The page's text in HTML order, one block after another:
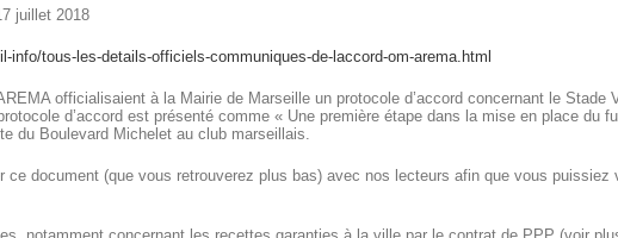
juillet 2018
info/tous-les-details-officiels-communiques-de-laccord-om-arema.html
officialisaient à la Mairie de Marseille un protocole d’accord concernant le Stade
d’accord est présenté comme « Une première étape dans la mise en place du
du Boulevard Michelet au club marseillais.
ce document (que vous retrouverez plus bas) avec nos lecteurs afin que vous puissiez